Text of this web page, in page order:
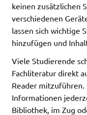
keinen zusätzlichen
verschiedenen
lassen sich wichtige
hinzufügen und
Viele Studierende
Fachliteratur direkt
Reader
Informationen
Bibliothek, im Zug